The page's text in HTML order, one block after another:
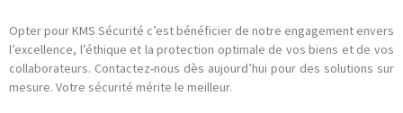
Opter pour KMS Sécurité c’est bénéficier de notre engagement envers
l’excellence, l’éthique et la protection optimale de vos biens et de vos
collaborateurs. Contactez-nous dès aujourd’hui pour des solutions sur
mesure. Votre sécurité mérite le meilleur.